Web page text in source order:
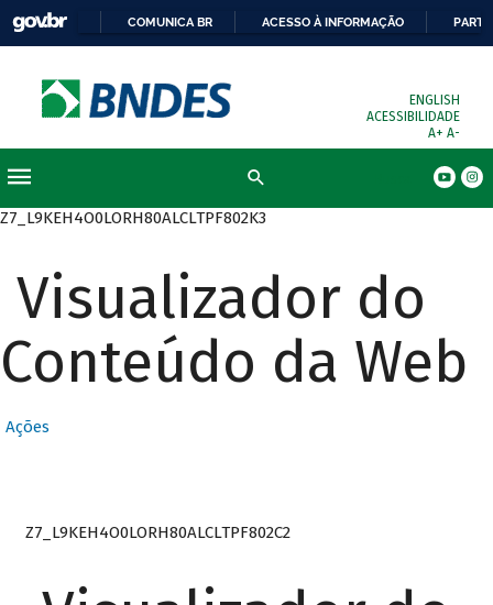
COMUNICA BR ACESSO À INFORMAÇÃO
ENGLISH
ACESSIBILIDADE
A+ A-
Z7_L9KEH4O0LORH80ALCLTPF802K3
Visualizador do
Conteúdo da Web
Ações
Z7_L9KEH4O0LORH80ALCLTPF802C2